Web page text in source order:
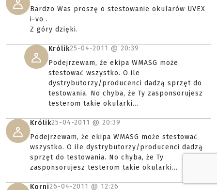
Bardzo Was proszę o stestowanie okularów UVEX
i-vo .
Z góry dzięki.
Królik25-04-2011 @ 20:39
Podejrzewam, że ekipa WMASG może
stestować wszystko. O ile
dystrybutorzy/producenci dadzą sprzęt do
testowania. No chyba, że Ty zasponsorujesz
testerom takie okularki...
Królik25-04-2011 @ 20:39
Podejrzewam, że ekipa WMASG może stestować
wszystko. O ile dystrybutorzy/producenci dadzą
sprzęt do testowania. No chyba, że Ty
zasponsorujesz testerom takie okularki...
Korni26-04-2011 @ 12:26